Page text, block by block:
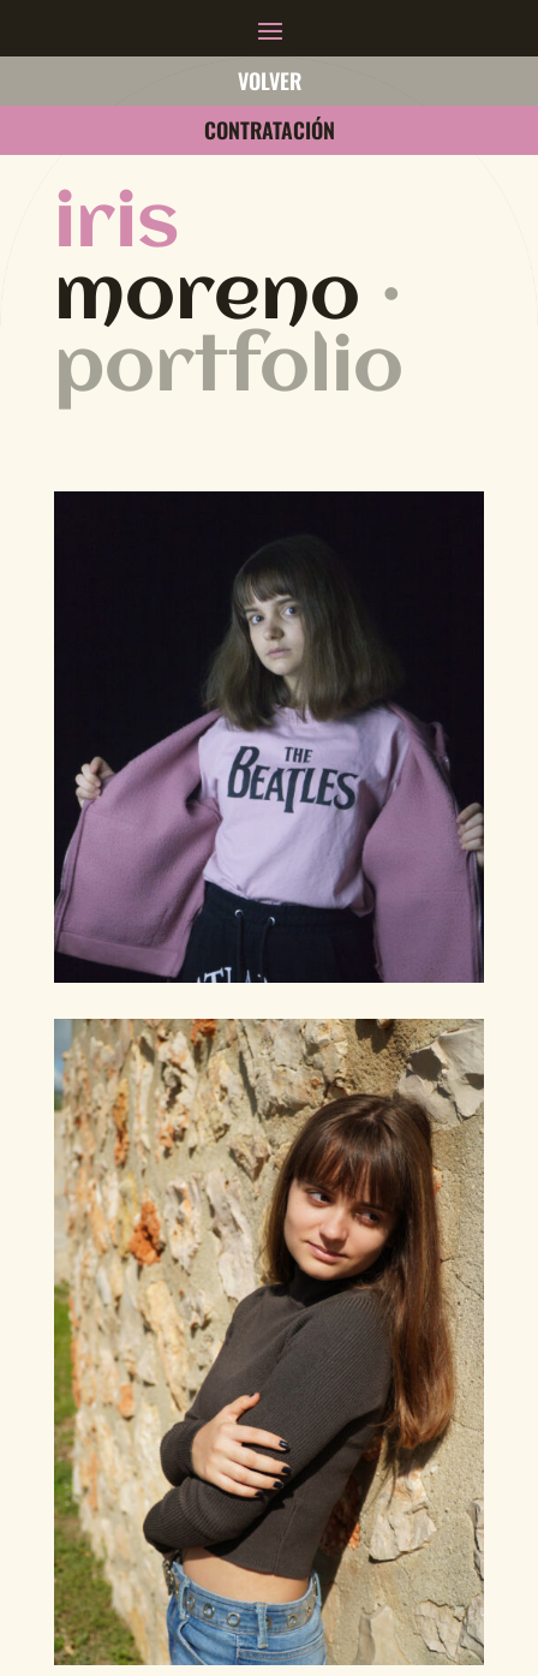
VOLVER
CONTRATACIÓN
iris
moreno ·
portfolio